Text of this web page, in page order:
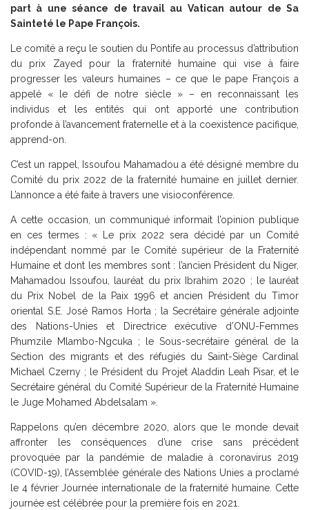
part à une séance de travail au Vatican autour de Sa
Sainteté le Pape François.
Le comité a reçu le soutien du Pontife au processus d’attribution
du prix Zayed pour la fraternité humaine qui vise à faire
progresser les valeurs humaines – ce que le pape François a
appelé « le défi de notre siècle » – en reconnaissant les
individus et les entités qui ont apporté une contribution
profonde à l’avancement fraternelle et à la coexistence pacifique,
apprend-on.
C’est un rappel, Issoufou Mahamadou a été désigné membre du
Comité du prix 2022 de la fraternité humaine en juillet dernier.
L’annonce a été faite à travers une visioconférence.
A cette occasion, un communiqué informait l’opinion publique
en ces termes : « Le prix 2022 sera décidé par un Comité
indépendant nommé par le Comité supérieur de la Fraternité
Humaine et dont les membres sont : l’ancien Président du Niger,
Mahamadou Issoufou, lauréat du prix Ibrahim 2020 ; le lauréat
du Prix Nobel de la Paix 1996 et ancien Président du Timor
oriental S.E. José Ramos Horta ; la Secrétaire générale adjointe
des Nations-Unies et Directrice exécutive d’ONU-Femmes
Phumzile Mlambo-Ngcuka ; le Sous-secrétaire général de la
Section des migrants et des réfugiés du Saint-Siège Cardinal
Michael Czerny ; le Président du Projet Aladdin Leah Pisar, et le
Secrétaire général du Comité Supérieur de la Fraternité Humaine
le Juge Mohamed Abdelsalam ».
Rappelons qu’en décembre 2020, alors que le monde devait
affronter les conséquences d’une crise sans précédent
provoquée par la pandémie de maladie à coronavirus 2019
(COVID-19), l’Assemblée générale des Nations Unies a proclamé
le 4 février Journée internationale de la fraternité humaine. Cette
journée est célébrée pour la première fois en 2021.